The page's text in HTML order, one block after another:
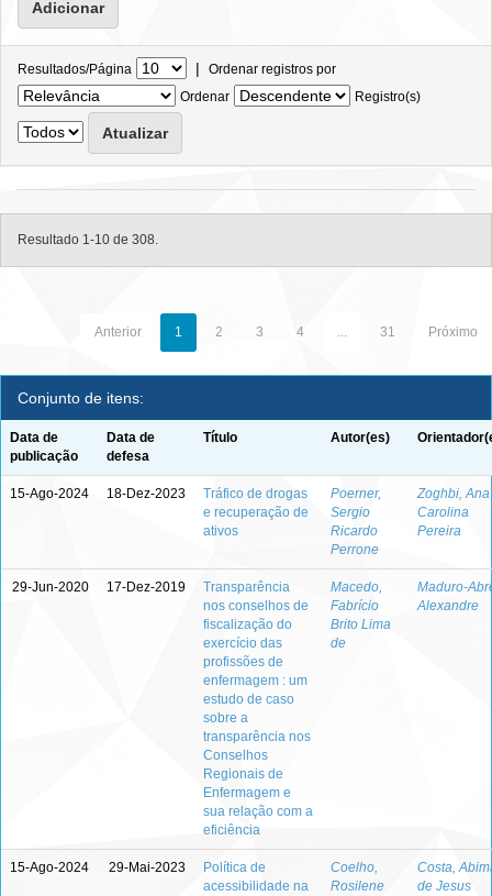
Resultados/Página | Ordenar registros por
Ordenar
Registro(s)
Resultado 1-10 de 308.
Anterior 1 2 3 4 ... 31 Próximo
Conjunto de itens:
Data de
publicação
Data de
defesa
Título Autor(es)
15-Ago-2024 18-Dez-2023
Tráfico de drogas
e recuperação de
ativos
Poerner,
Sergio
Ricardo
Perrone
Zoghbi, Ana
Carolina
Pereira
29-Jun-2020 17-Dez-2019
Transparência
nos conselhos de
fiscalização do
exercício das
profissões de
enfermagem : um
estudo de caso
sobre a
transparência nos
Conselhos
Regionais de
Enfermagem e
sua relação com a
eficiência
Macedo,
Fabrício
Brito Lima
de
Maduro-
Alexandre
15-Ago-2024 29-Mai-2023
Política de
acessibilidade na
Coelho,
Rosilene
Costa,
de Jesus